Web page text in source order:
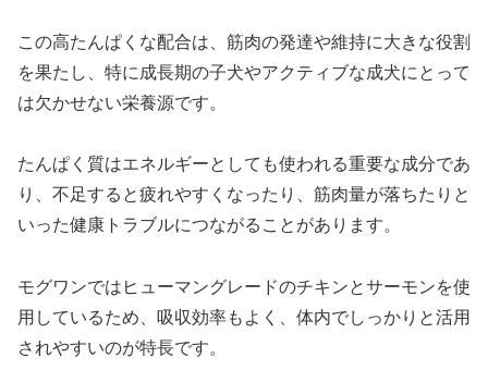
この高たんぱくな配合は、筋肉の発達や維持に大きな役割
を果たし、特に成長期の子犬やアクティブな成犬にとって
は欠かせない栄養源です。
たんぱく質はエネルギーとしても使われる重要な成分であ
り、不足すると疲れやすくなったり、筋肉量が落ちたりと
いった健康トラブルにつながることがあります。
モグワンではヒューマングレードのチキンとサーモンを使
用しているため、吸収効率もよく、体内でしっかりと活用
されやすいのが特長です。